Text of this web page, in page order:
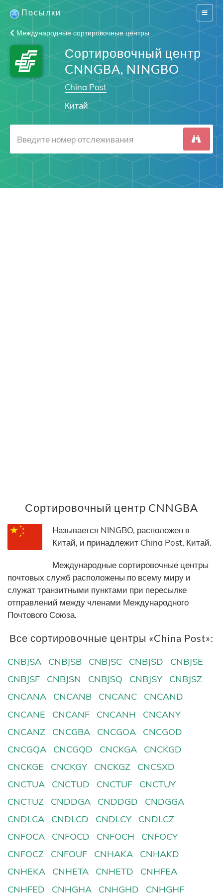
Switch
Посылки
Международные сортировочные центры
Сортировочный центр
CNNGBA, NINGBO
China Post
Китай
Сортировочный центр CNNGBA
Называется NINGBO, расположен в
Китай, и принадлежит China Post, Китай.
Международные сортировочные центры
почтовых служб расположены по всему миру и
служат транзитными пунктами при пересылке
отправлений между членами Международного
Почтового Союза.
Все сортировочные центры «China Post»:
CNBJSA CNBJSB CNBJSC CNBJSD
CNBJSE
CNBJSF
CNBJSN CNBJSQ CNBJSY
CNBJSZ
CNCANA
CNCANB CNCANC
CNCAND
CNCANE
CNCANF CNCANH
CNCANY
CNCANZ
CNCGBA CNCGOA
CNCGOD
CNCGQA
CNCGQD CNCKGA
CNCKGD
CNCKGE
CNCKGY CNCKGZ
CNCSXD
CNCTUA
CNCTUD CNCTUF
CNCTUY
CNCTUZ
CNDDGA CNDDGD
CNDGGA
CNDLCA
CNDLCD CNDLCY
CNDLCZ
CNFOCA
CNFOCD CNFOCH
CNFOCY
CNFOCZ
CNFOUF CNHAKA
CNHAKD
CNHEKA
CNHETA CNHETD
CNHFEA
CNHFED
CNHGHA CNHGHD CNHGHF